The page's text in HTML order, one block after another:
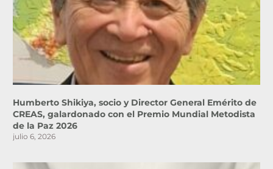
Humberto Shikiya, socio y Director General Emérito de
CREAS, galardonado con el Premio Mundial Metodista
de la Paz 2026
julio 6, 2026